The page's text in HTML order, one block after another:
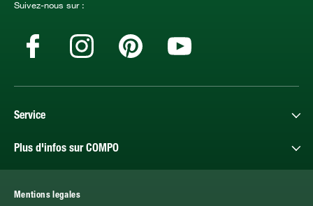
Suivez-nous sur :
Service
Plus d'infos sur COMPO
Mentions legales